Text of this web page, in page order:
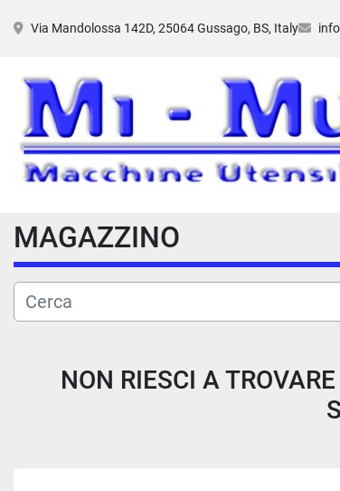
Via Mandolossa 142D, 25064 Gussago, BS, Italy
MAGAZZINO
NON RIESCI A